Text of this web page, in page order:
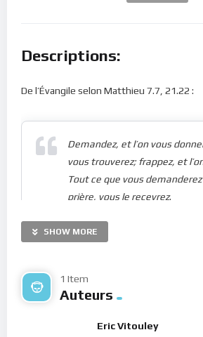
Descriptions:
De l’Évangile selon Matthieu 7.7, 21.22 :
Demandez, et l’on vous
vous trouverez; frappez, et
Tout ce que vous
prière, vous le recevrez.
Dieu ? Le Christ nous dit que
“faire déplacer les montagnes”
SHOW MORE
1 Item
Auteurs
Eric Vitouley